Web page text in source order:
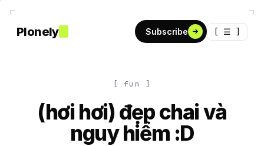
Plonely Subscribe [ ☰ ]
[ fun ]
(hơi hơi) đẹp chai và
nguy hiểm :D